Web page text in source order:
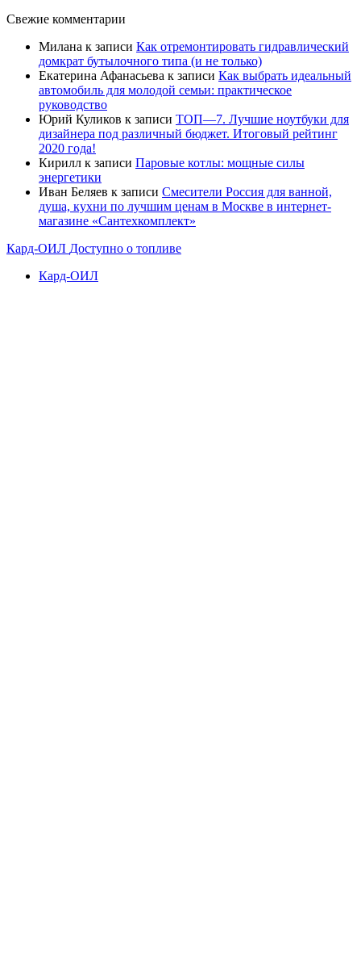
Свежие комментарии
Милана к записи Как отремонтировать гидравлический
домкрат бутылочного типа (и не только)
Екатерина Афанасьева к записи Как выбрать идеальный
автомобиль для молодой семьи: практическое
руководство
Юрий Куликов к записи ТОП—7. Лучшие ноутбуки для
дизайнера под различный бюджет. Итоговый рейтинг
2020 года!
Кирилл к записи Паровые котлы: мощные силы
энергетики
Иван Беляев к записи Cмесители Россия для ванной,
душа, кухни по лучшим ценам в Москве в интернет-
магазине «Сантехкомплект»
Кард-ОИЛ Доступно о топливе
Кард-ОИЛ